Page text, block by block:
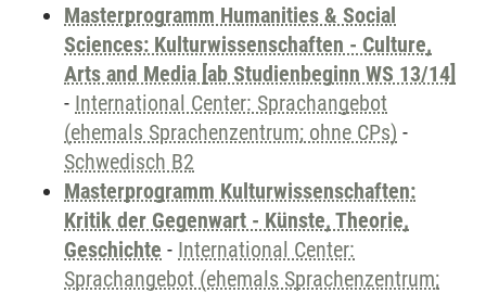
Masterprogramm Humanities & Social
Sciences: Kulturwissenschaften - Culture,
Arts and Media [ab Studienbeginn WS 13/14]
- International Center: Sprachangebot
(ehemals Sprachenzentrum; ohne CPs) -
Schwedisch B2
Masterprogramm Kulturwissenschaften:
Kritik der Gegenwart - Künste, Theorie,
Geschichte - International Center:
Sprachangebot (ehemals Sprachenzentrum;